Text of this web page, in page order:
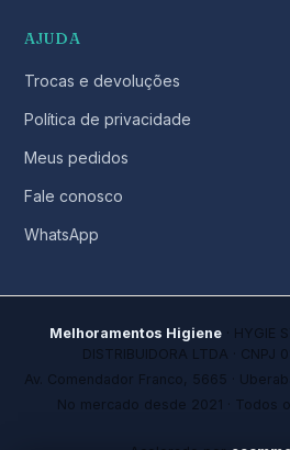
AJUDA
Trocas e devoluções
Política de privacidade
Meus pedidos
Fale conosco
WhatsApp
Melhoramentos Higiene · HYGIE
DISTRIBUIDORA LTDA · CNPJ
Av. Comendador Franco, 5665 ·
No mercado desde 2021 · Todos